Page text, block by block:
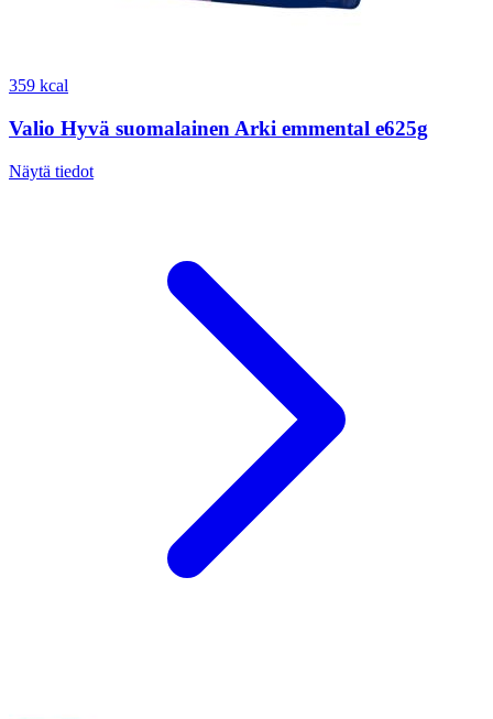
359 kcal
Valio Hyvä suomalainen Arki emmental e625g
Näytä tiedot